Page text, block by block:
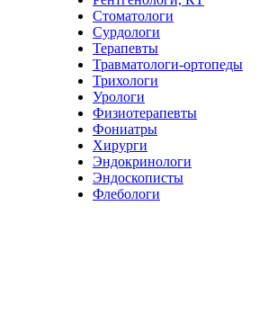
Стоматологи
Сурдологи
Терапевты
Травматологи-ортопеды
Трихологи
Урологи
Физиотерапевты
Фониатры
Хирурги
Эндокринологи
Эндоскописты
Флебологи